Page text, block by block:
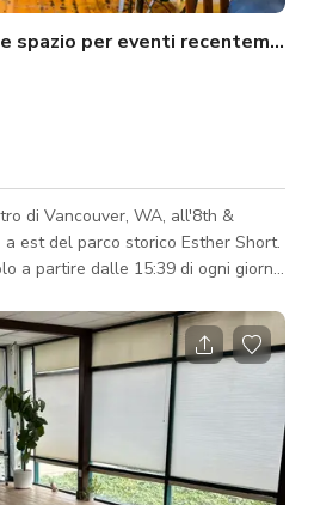
spazio per eventi
di Vancouver, WA, all'8th &
est del parco storico Esther Short.
a partire dalle 15:39 di ogni giorno
in base alle esigenze
completo disponibile. Per favore